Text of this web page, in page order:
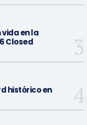
vida en la
Closed
histórico en